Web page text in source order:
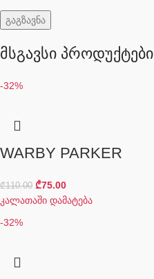
მსგავსი პროდუქტები
-32%
WARBY PARKER
₾110.00 ₾75.00
კალათაში დამატება
-32%